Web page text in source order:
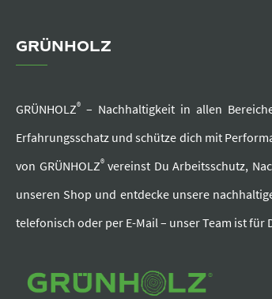
GRÜNHOLZ
GRÜNHOLZ® – Nachhaltigkeit in allen
Erfahrungsschatz und schütze dich mit
von GRÜNHOLZ®vereinst Du Arbeitsschutz,
unseren Shop und entdecke unsere
telefonisch oder per E-Mail – unser Team ist für